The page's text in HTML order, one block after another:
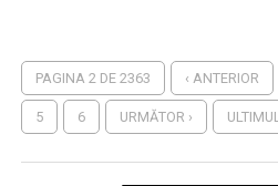
PAGINA 2 DE 2363 ‹ ANTERIOR
5 6 URMĂTOR ›